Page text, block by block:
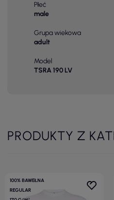
Płeć
male
Grupa wiekowa
adult
Model
TSRA 190 LV
PRODUKTY Z
100% BAWEŁNA
REGULAR